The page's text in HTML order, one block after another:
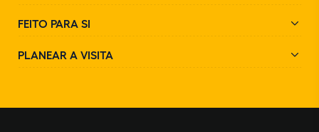
FEITO PARA SI
PLANEAR A VISITA